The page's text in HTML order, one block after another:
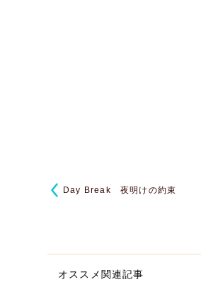
Day Break 夜明けの約束
オススメ関連記事